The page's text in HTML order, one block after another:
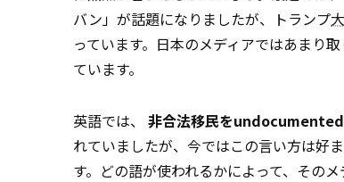
バン」が話題になりましたが、トランプ
っています。日本のメディアではあまり
ています。
英語では、 非合法移民を
れていましたが、今ではこの言い方は好
す。どの語が使われるかによって、その